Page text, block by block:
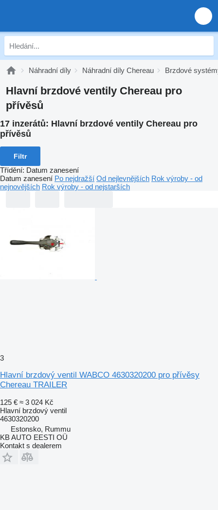
Náhradní díly Náhradní díly Chereau Brzdové
Hlavní brzdové ventily Chereau pro
přívěsů
17 inzerátů: Hlavní brzdové ventily Chereau pro
přívěsů
Filtr
Třídění: Datum zanesení
Datum zanesení Po nejdražší Od nejlevnějších Rok výroby - od
nejnovějších Rok výroby - od nejstarších
3
Hlavní brzdový ventil WABCO 4630320200 pro přívěsy
Chereau TRAILER
125 € ≈ 3 024 Kč
Hlavní brzdový ventil
4630320200
Estonsko, Rummu
KB AUTO EESTI OÜ
Kontakt s dealerem